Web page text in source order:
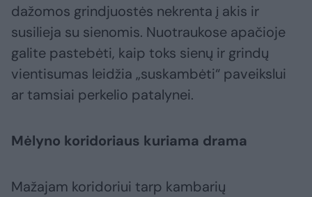
dažomos grindjuostės nekrenta į akis ir
susilieja su sienomis. Nuotraukose apačioje
galite pastebėti, kaip toks sienų ir grindų
vientisumas leidžia „suskambėti“ paveikslui
ar tamsiai perkelio patalynei.
Mėlyno koridoriaus kuriama drama
Mažajam koridoriui tarp kambarių